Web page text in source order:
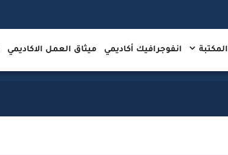
المكتبة انفوجرافيك أكاديمي ميثاق العمل الاكاديمي